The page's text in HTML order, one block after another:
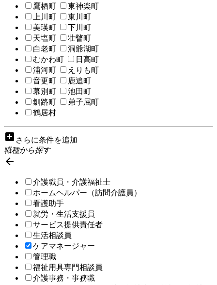
鷹栖町
東神楽町
上川町
東川町
美瑛町
下川町
天塩町
壮瞥町
白老町
洞爺湖町
むかわ町
日高町
浦河町
えりも町
音更町
鹿追町
幕別町
池田町
釧路町
弟子屈町
鶴居村
add_box さらに条件を追加
職種から探す

介護職員・介護福祉士
ホームヘルパー（訪問介護員）
看護助手
就労・生活支援員
サービス提供責任者
生活相談員
ケアマネージャー
管理職
福祉用具専門相談員
介護事務・事務職